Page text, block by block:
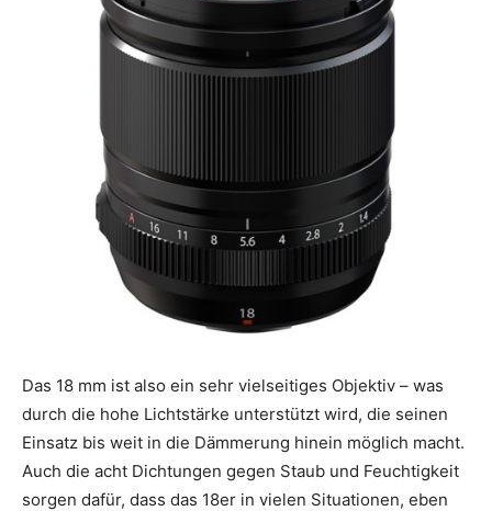
Das 18 mm ist also ein sehr vielseitiges Objektiv – was
durch die hohe Lichtstärke unterstützt wird, die seinen
Einsatz bis weit in die Dämmerung hinein möglich macht.
Auch die acht Dichtungen gegen Staub und Feuchtigkeit
sorgen dafür, dass das 18er in vielen Situationen, eben